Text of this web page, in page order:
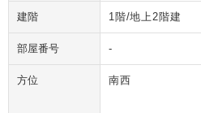
建階 1階/地上2階建
部屋番号 -
方位 南西